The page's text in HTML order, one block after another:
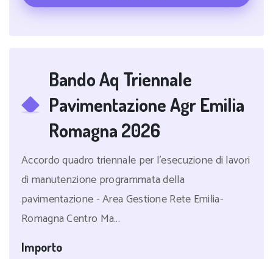
Bando Aq Triennale
Pavimentazione Agr Emilia
Romagna 2026
Accordo quadro triennale per l'esecuzione di lavori
di manutenzione programmata della
pavimentazione - Area Gestione Rete Emilia-
Romagna Centro Ma...
Importo